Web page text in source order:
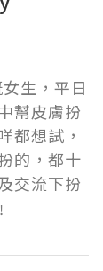
生，平日
幫皮膚扮
都想試，
的，都十
交流下扮